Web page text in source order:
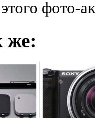
фото-
же: